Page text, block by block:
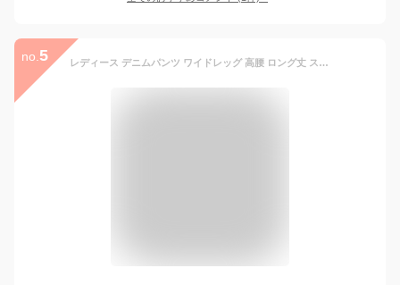
no. 5 レディース デニムパンツ ワイドレッグ 高腰 ロング丈 ストレート コットン ストレッチ 接触冷感 ライトウォッシュ ダークブルー ライトブルー ブラック 夏 春夏 秋 快適 軽量 吸湿速乾 切り替え デザイン 普段使い 通勤 カジュアル ビッグシルエッ